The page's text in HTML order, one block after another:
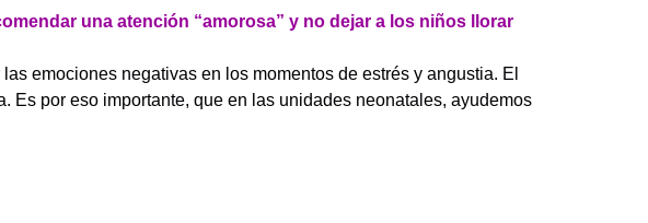
una atención “amorosa” y no dejar a los niños llorar
emociones negativas en los momentos de estrés y angustia. El
por eso importante, que en las unidades neonatales, ayudemos